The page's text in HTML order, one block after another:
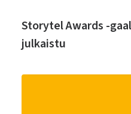
Storytel Awards -
julkaistu